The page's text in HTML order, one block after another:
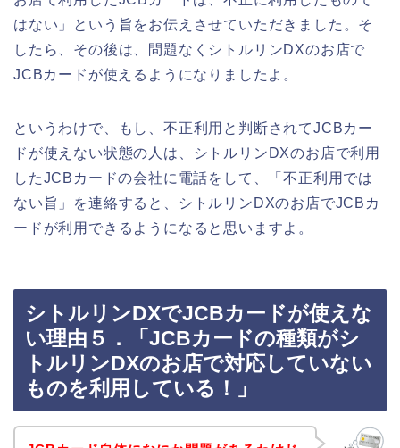
はない」という旨をお伝えさせていただきました。そ
したら、その後は、問題なくシトルリンDXのお店で
JCBカードが使えるようになりましたよ。
というわけで、もし、不正利用と判断されてJCBカー
ドが使えない状態の人は、シトルリンDXのお店で利用
したJCBカードの会社に電話をして、「不正利用では
ない旨」を連絡すると、シトルリンDXのお店でJCBカ
ードが利用できるようになると思いますよ。
シトルリンDXでJCBカードが使えな
い理由５．「JCBカードの種類がシ
トルリンDXのお店で対応していない
ものを利用している！」